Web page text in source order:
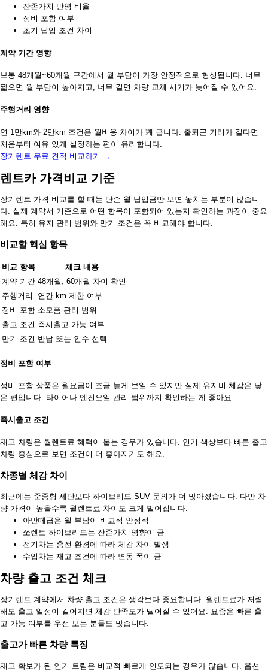
잔존가치 반영 비율
정비 포함 여부
초기 납입 조건 차이
계약 기간 영향
보통 48개월~60개월 구간에서 월 부담이 가장 안정적으로 형성됩니다. 너무
짧으면 월 부담이 높아지고, 너무 길면 차량 교체 시기가 늦어질 수 있어요.
주행거리 영향
연 1만km와 2만km 조건은 월비용 차이가 꽤 큽니다. 출퇴근 거리가 길다면
처음부터 여유 있게 설정하는 편이 유리합니다.
장기렌트 무료 견적 비교하기 →
렌트카 가격비교 기준
장기렌트 가격 비교를 할 때는 단순 월 납입금만 보면 놓치는 부분이 많습니
다. 실제 계약서 기준으로 어떤 항목이 포함되어 있는지 확인하는 과정이 중요
해요. 특히 유지 관리 범위와 만기 조건은 꼭 비교해야 합니다.
비교할 핵심 항목
비교 항목
체크 내용
계약 기간 48개월, 60개월 차이 확인
주행거리
연간 km 제한 여부
정비 포함 소모품 관리 범위
출고 조건 즉시출고 가능 여부
만기 조건 반납 또는 인수 선택
정비 포함 여부
정비 포함 상품은 월요금이 조금 높게 보일 수 있지만 실제 유지비 체감은 낮
은 편입니다. 타이어나 엔진오일 관리 범위까지 확인하는 게 좋아요.
즉시출고 조건
재고 차량은 월렌트료 혜택이 붙는 경우가 있습니다. 인기 색상보다 빠른 출고
차량 중심으로 보면 조건이 더 좋아지기도 해요.
차종별 체감 차이
최근에는 준중형 세단보다 하이브리드 SUV 문의가 더 많아졌습니다. 다만 차
량 가격이 높을수록 월렌트료 차이도 크게 벌어집니다.
아반떼급은 월 부담이 비교적 안정적
쏘렌토 하이브리드는 잔존가치 영향이 큼
전기차는 충전 환경에 따라 체감 차이 발생
수입차는 재고 조건에 따라 변동 폭이 큼
차량 출고 조건 체크
장기렌트 계약에서 차량 출고 조건은 생각보다 중요합니다. 월렌트료가 저렴
해도 출고 일정이 길어지면 체감 만족도가 떨어질 수 있어요. 요즘은 빠른 출
고 가능 여부를 우선 보는 분들도 많습니다.
출고가 빠른 차량 특징
재고 확보가 된 인기 트림은 비교적 빠르게 인도되는 경우가 많습니다. 옵션